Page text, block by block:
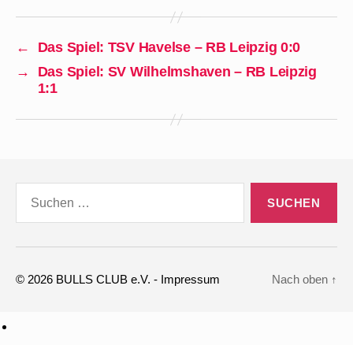
←
Das Spiel: TSV Havelse – RB Leipzig 0:0
→
Das Spiel: SV Wilhelmshaven – RB Leipzig
1:1
nach:
© 2026 BULLS CLUB e.V. - Impressum Nach oben ↑